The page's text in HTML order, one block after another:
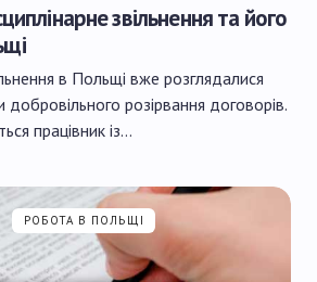
звільнення та його
в Польщі вже розглядалися
розірвання договорів.
працівник із…
РОБОТА В ПОЛЬЩІ